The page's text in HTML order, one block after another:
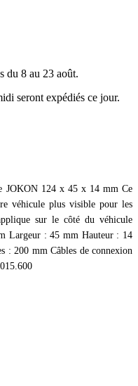
du 8 au 23 août.
seront expédiés ce jour.
JOKON 124 x 45 x 14 mm Ce
véhicule plus visible pour les
sur le côté du véhicule
Largeur : 45 mm Hauteur : 14
: 200 mm Câbles de connexion